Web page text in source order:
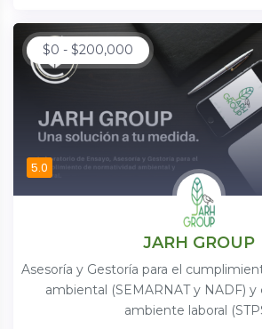
$0 - $200,000
5.0
JARH GROUP
Asesoría y Gestoría para el
ambiental (SEMARNAT y NADF) y
ambiente laboral